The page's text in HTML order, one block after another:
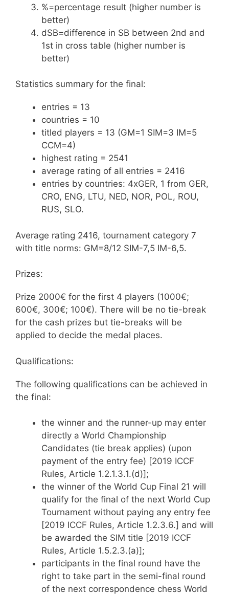
%=percentage result (higher number is
better)
dSB=difference in SB between 2nd and
1st in cross table (higher number is
better)
Statistics summary for the final:
entries = 13
countries = 10
titled players = 13 (GM=1 SIM=3 IM=5
CCM=4)
highest rating = 2541
average rating of all entries = 2416
entries by countries: 4xGER, 1 from GER,
CRO, ENG, LTU, NED, NOR, POL, ROU,
RUS, SLO.
Average rating 2416, tournament category 7
with title norms: GM=8/12 SIM-7,5 IM-6,5.
Prizes:
Prize 2000€ for the first 4 players (1000€;
600€, 300€; 100€). There will be no tie-break
for the cash prizes but tie-breaks will be
applied to decide the medal places.
Qualifications:
The following qualifications can be achieved in
the final:
the winner and the runner-up may enter
directly a World Championship
Candidates (tie break applies) (upon
payment of the entry fee) [2019 ICCF
Rules, Article 1.2.1.3.1.(d)];
the winner of the World Cup Final 21 will
qualify for the final of the next World Cup
Tournament without paying any entry fee
[2019 ICCF Rules, Article 1.2.3.6.] and will
be awarded the SIM title [2019 ICCF
Rules, Article 1.5.2.3.(a)];
participants in the final round have the
right to take part in the semi-final round
of the next correspondence chess World